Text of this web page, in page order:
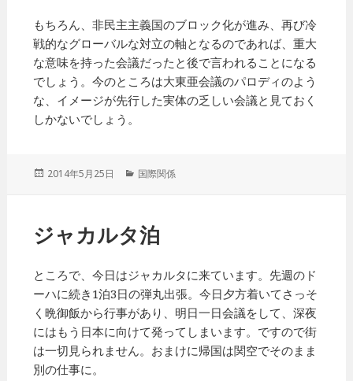
もちろん、非民主主義国のブロック化が進み、再び冷
戦的なグローバルな対立の軸となるのであれば、重大
な意味を持った会議だったと後で言われることになる
でしょう。今のところは大東亜会議のパロディのよう
な、イメージが先行した実体の乏しい会議と見ておく
しかないでしょう。
投
2014年5月25日
カ
ー
国際関係
ジャカルタ泊
ところで、今日はジャカルタに来ています。先週のド
ーハに続き1泊3日の弾丸出張。今日夕方着いてさっそ
く晩御飯から行事があり、明日一日会議をして、深夜
にはもう日本に向けて発ってしまいます。ですので街
は一切見られません。おまけに帰国は関空でそのまま
別の仕事に。